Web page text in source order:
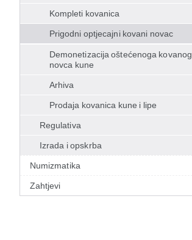
Kompleti kovanica
Prigodni optjecajni kovani novac
Demonetizacija oštećenoga kovanog
novca kune
Arhiva
Prodaja kovanica kune i lipe
Regulativa
Izrada i opskrba
Numizmatika
Zahtjevi